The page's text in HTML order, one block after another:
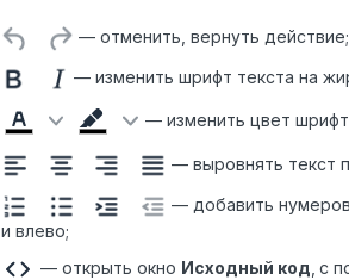
— отменить, вернуть действие;
— изменить шрифт текста на
— изменить цвет
— выровнять текст
— добавить
и влево;
— открыть окно Исходный код с